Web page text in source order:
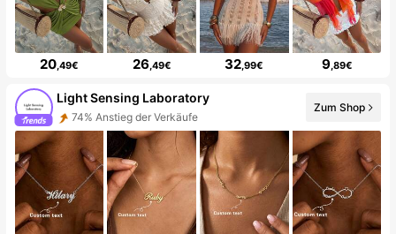
20,49€ 26,49€ 32,99€ 9,89€
Light Sensing Laboratory
74% Anstieg der Verkäufe
Zum Shop